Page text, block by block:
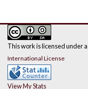
This work is licensed under a
International License
View My Stats